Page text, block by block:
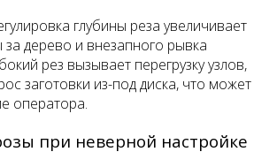
глубины реза увеличивает
за дерево и внезапного рывка
рез вызывает перегрузку узлов,
заготовки из-под диска, что может
оператора.
при неверной настройке